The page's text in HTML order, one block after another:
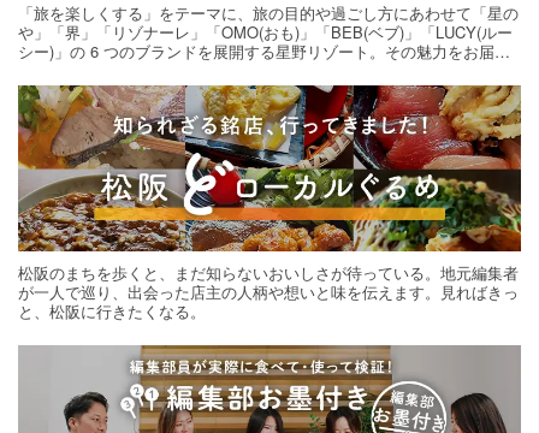
「旅を楽しくする」をテーマに、旅の目的や過ごし方にあわせて「星の
や」「界」「リゾナーレ」「OMO(おも)」「BEB(ベブ)」「LUCY(ルー
シー)」の 6 つのブランドを展開する星野リゾート。その魅力をお届け
松阪のまちを歩くと、まだ知らないおいしさが待っている。地元編集者
が一人で巡り、出会った店主の人柄や想いと味を伝えます。見ればきっ
と、松阪に行きたくなる。